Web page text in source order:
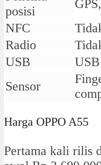
posisi
NFC
Radio
USB
Sensor
Harga OPPO A55
Pertama kali rilis